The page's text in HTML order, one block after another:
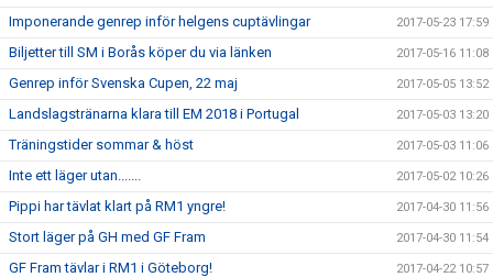
Imponerande genrep inför helgens cuptävlingar 2017-05-23 17:59
Biljetter till SM i Borås köper du via länken 2017-05-16 11:08
Genrep inför Svenska Cupen, 22 maj 2017-05-05 13:52
Landslagstränarna klara till EM 2018 i Portugal 2017-05-03 13:20
Träningstider sommar & höst 2017-05-03 11:06
Inte ett läger utan....... 2017-05-02 10:26
Pippi har tävlat klart på RM1 yngre! 2017-04-30 11:56
Stort läger på GH med GF Fram 2017-04-30 11:54
GF Fram tävlar i RM1 i Göteborg! 2017-04-22 10:57